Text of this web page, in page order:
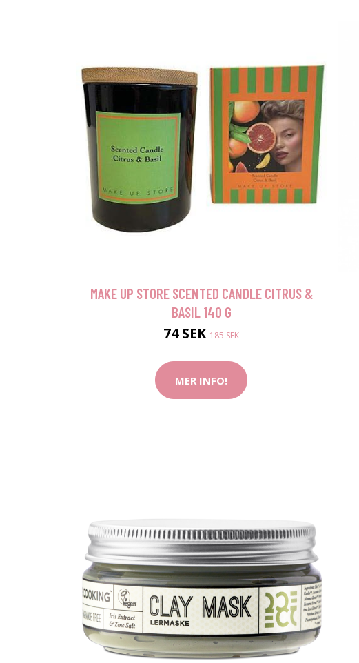
MAKE UP STORE SCENTED CANDLE CITRUS &
BASIL 140 G
74 SEK 185 SEK
MER INFO!